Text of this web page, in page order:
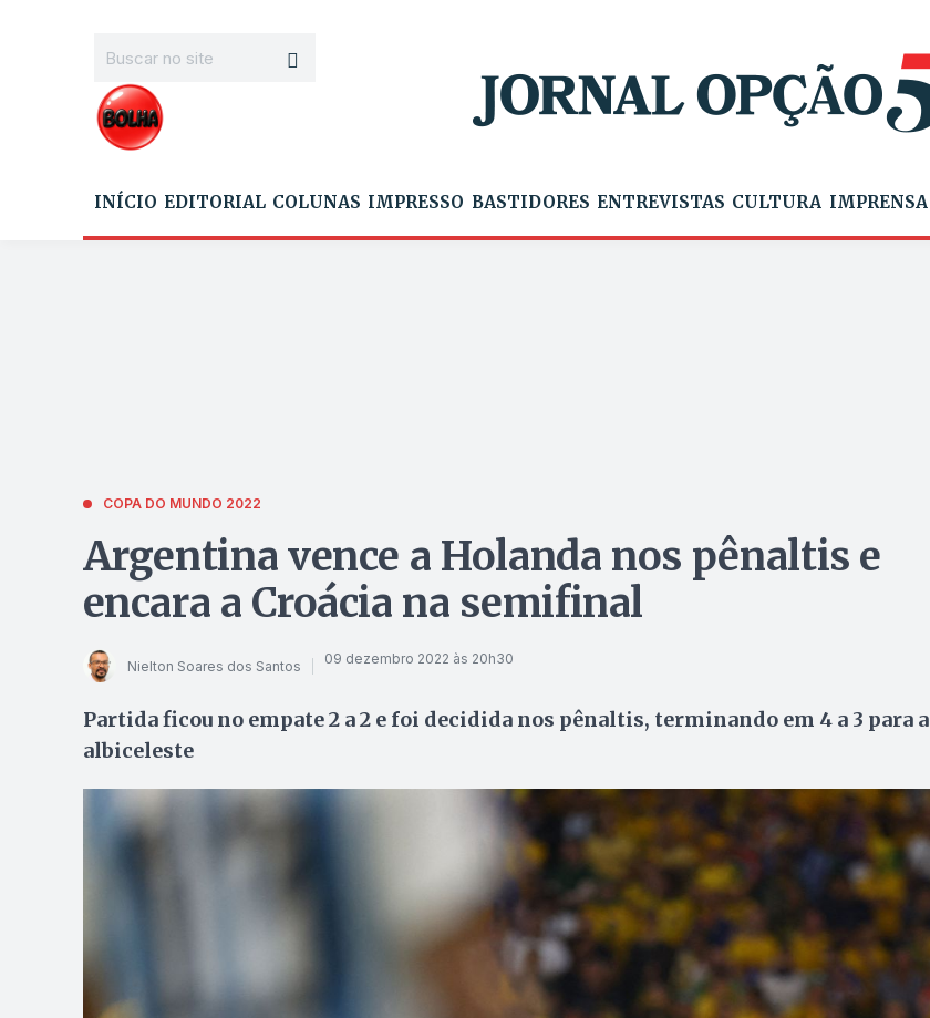
INÍCIO EDITORIAL COLUNAS IMPRESSO BASTIDORES ENTREVISTAS CULTURA IMPRENSA
COPA DO MUNDO 2022
Argentina vence a Holanda nos pênaltis e
encara a Croácia na semifinal
Nielton Soares dos Santos 09 dezembro 2022 às 20h30
Partida ficou no empate 2 a 2 e foi decidida nos pênaltis, terminando em 4 a 3 para a
albiceleste